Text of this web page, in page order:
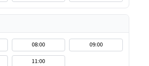
08:00
09:00
11:00